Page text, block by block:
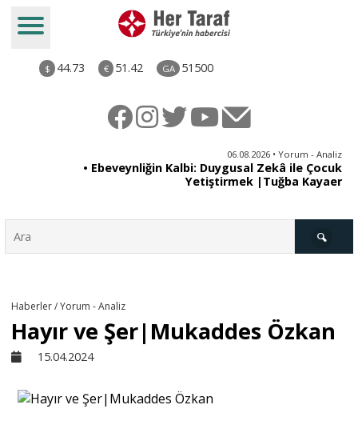
$ 44.73 € 51.42 GA 51500
06.08.2026 • Yorum - Analiz
• Ebeveynliğin Kalbi: Duygusal Zekâ ile Çocuk
Yetiştirmek |Tuğba Kayaer
Sivil Toplum
Haberler / Yorum - Analiz
Hayır ve Şer|Mukaddes Özkan
15.04.2024